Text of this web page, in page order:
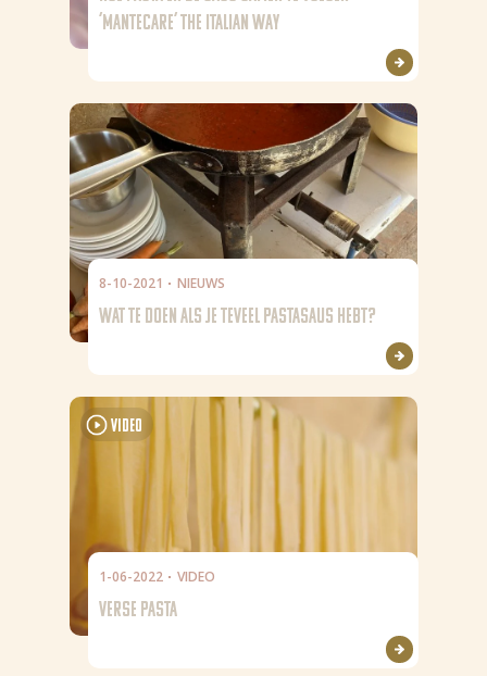
‘MANTECARE’ THE ITALIAN WAY
8-10-2021 NIEUWS
WAT TE DOEN ALS JE TEVEEL PASTASAUS HEBT?
Video
1-06-2022 VIDEO
VERSE PASTA